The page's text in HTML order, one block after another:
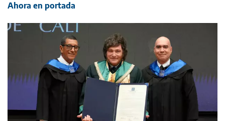
Ahora en portada